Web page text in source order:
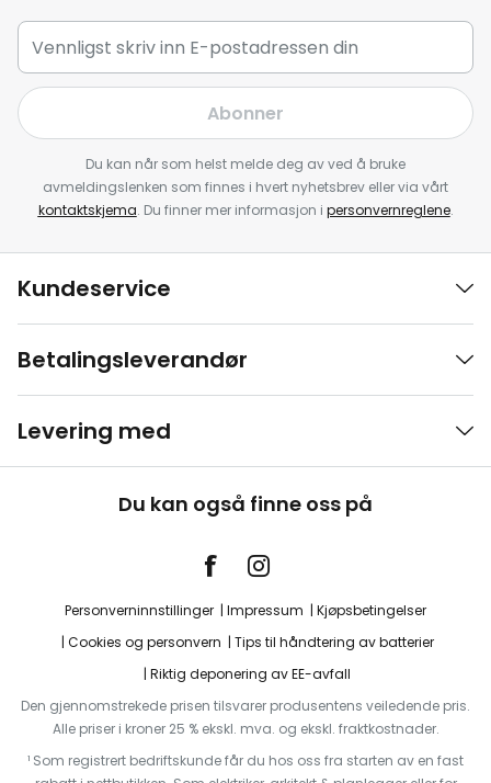
Abonner
Du kan når som helst melde deg av ved å bruke
avmeldingslenken som finnes i hvert nyhetsbrev eller via vårt
kontaktskjema. Du finner mer informasjon i personvernreglene.
Kundeservice
Betalingsleverandør
Levering med
Du kan også finne oss på
Personverninnstillinger Impressum
Kjøpsbetingelser
Cookies og personvern
Tips til håndtering av batterier
Riktig deponering av EE-avfall
Den gjennomstrekede prisen tilsvarer produsentens veiledende pris.
Alle priser i kroner 25 % ekskl. mva. og ekskl. fraktkostnader.
¹ Som registrert bedriftskunde får du hos oss fra starten av en fast